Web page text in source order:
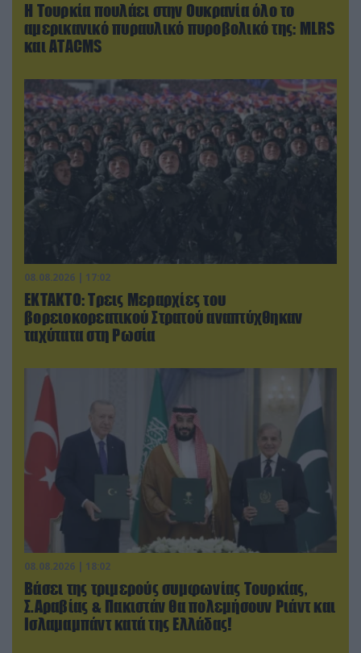
Η Τουρκία πουλάει στην Ουκρανία όλο το
αμερικανικό πυραυλικό πυροβολικό της: MLRS
και ΑΤΑCMS
08.08.2026 | 17:02
ΕΚΤΑΚΤΟ: Τρεις Μεραρχίες του
βορειοκορεατικού Στρατού αναπτύχθηκαν
ταχύτατα στη Ρωσία
08.08.2026 | 18:02
Βάσει της τριμερούς συμφωνίας Τουρκίας,
Σ.Αραβίας & Πακιστάν θα πολεμήσουν Ριάντ και
Ισλαμαμπάντ κατά της Ελλάδας!